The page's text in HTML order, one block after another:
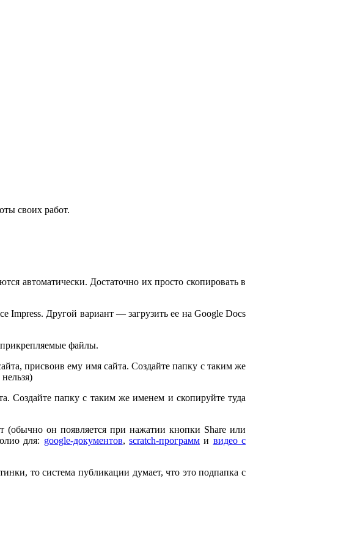
своих работ.
автоматически. Достаточно их просто скопировать в
Impress. Другой вариант — загрузить ее на Google Docs
файлы.
присвоив ему имя сайта. Создайте папку с таким же
Создайте папку с таким же именем и скопируйте туда
(обычно он появляется при нажатии кнопки Share или
для: google-документов,scratch-программ и видео с
то система публикации думает, что это подпапка с